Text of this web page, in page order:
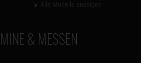
& MESSEN